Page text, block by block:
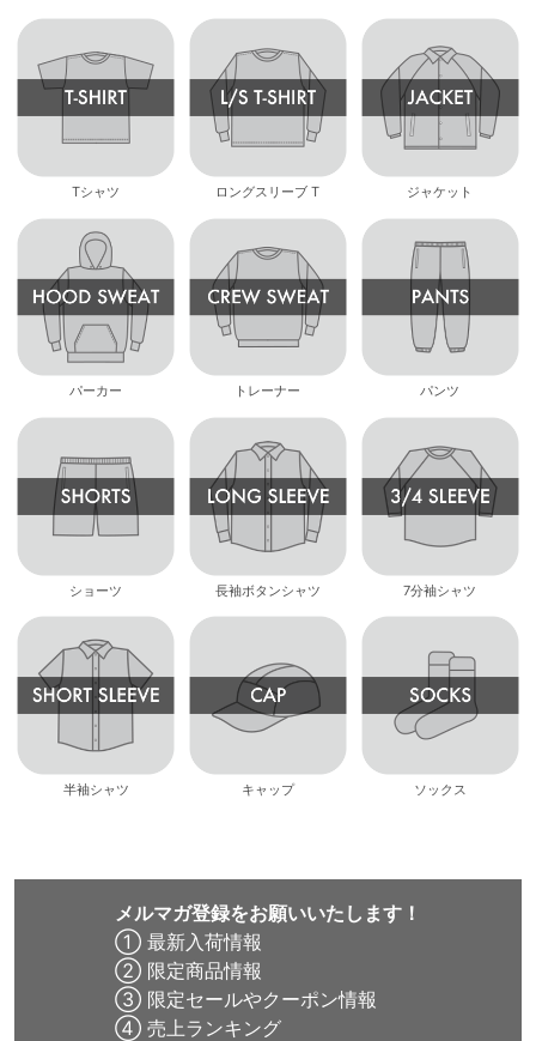
Tシャツ ロングスリーブ T ジャケット
パーカー トレーナー パンツ
ショーツ 長袖ボタンシャツ 7分袖シャツ
半袖シャツ キャップ ソックス
メルマガ登録をお願いいたします！
① 最新入荷情報
② 限定商品情報
③ 限定セールやクーポン情報
④ 売上ランキング